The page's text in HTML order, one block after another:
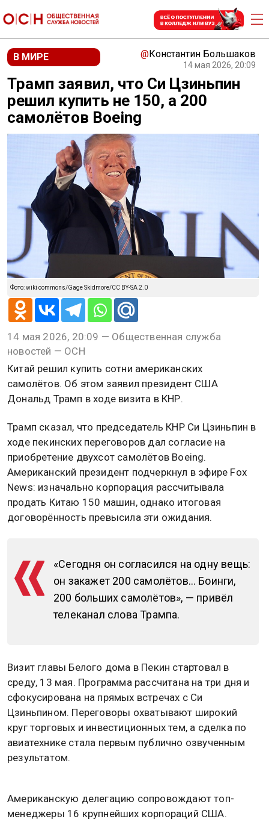
В МИРЕ @Константин Большаков
14 мая 2026, 20:09
Трамп заявил, что Си Цзиньпин
решил купить не 150, а 200
самолётов Boeing
Фото: wiki commons/Gage Skidmore/CC BY-SA 2.0
14 мая 2026, 20:09 — Общественная служба
новостей — ОСН
Китай решил купить сотни американских
самолётов. Об этом заявил президент США
Дональд Трамп в ходе визита в КНР.
Трамп сказал, что председатель КНР Си Цзиньпин в
ходе пекинских переговоров дал согласие на
приобретение двухсот самолётов Boeing.
Американский президент подчеркнул в эфире Fox
News: изначально корпорация рассчитывала
продать Китаю 150 машин, однако итоговая
договорённость превысила эти ожидания.
«Сегодня он согласился на одну вещь:
он закажет 200 самолётов… Боинги,
200 больших самолётов», — привёл
телеканал слова Трампа.
Визит главы Белого дома в Пекин стартовал в
среду, 13 мая. Программа рассчитана на три дня и
сфокусирована на прямых встречах с Си
Цзиньпином. Переговоры охватывают широкий
круг торговых и инвестиционных тем, а сделка по
авиатехнике стала первым публично озвученным
результатом.
Американскую делегацию сопровождают топ-
менеджеры 16 крупнейших корпораций США.